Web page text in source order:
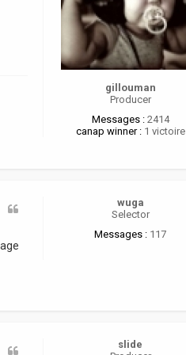
gillouman
Producer
Messages : 2414
canap winner :1 victoire
wuga
Selector
Messages : 117
slide